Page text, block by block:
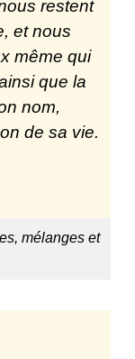
restent
et nous
même qui
que la
nom,
de sa vie.
mélanges et